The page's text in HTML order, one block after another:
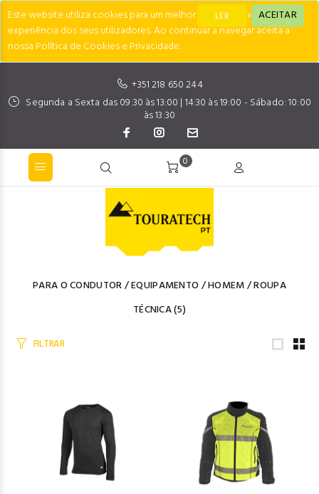
Este website utiliza cookies para um melhor desempenho e
experiência dos seus utilizadores. Ao continuar a navegar aceita a
nossa Política de Cookies e Privacidade.
LER ACEITAR
+351 218 650 244
Segunda a Sexta das 09:30 às 13:00 | 14:30 às 19:00 - Sábado: 10:00
às 13:30
0
PARA O CONDUTOR/EQUIPAMENTO /HOMEM/ROUPA
TÉCNICA(5)
FILTRAR